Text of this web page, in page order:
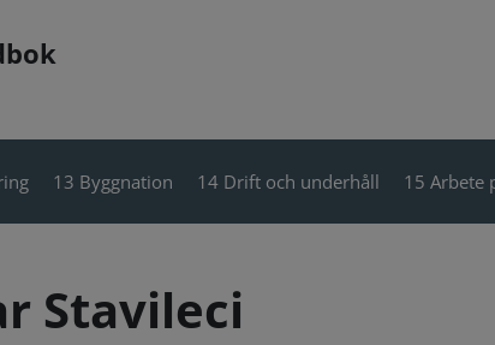
13 Byggnation 14 Drift och underhåll 15 Arbete
Stavileci